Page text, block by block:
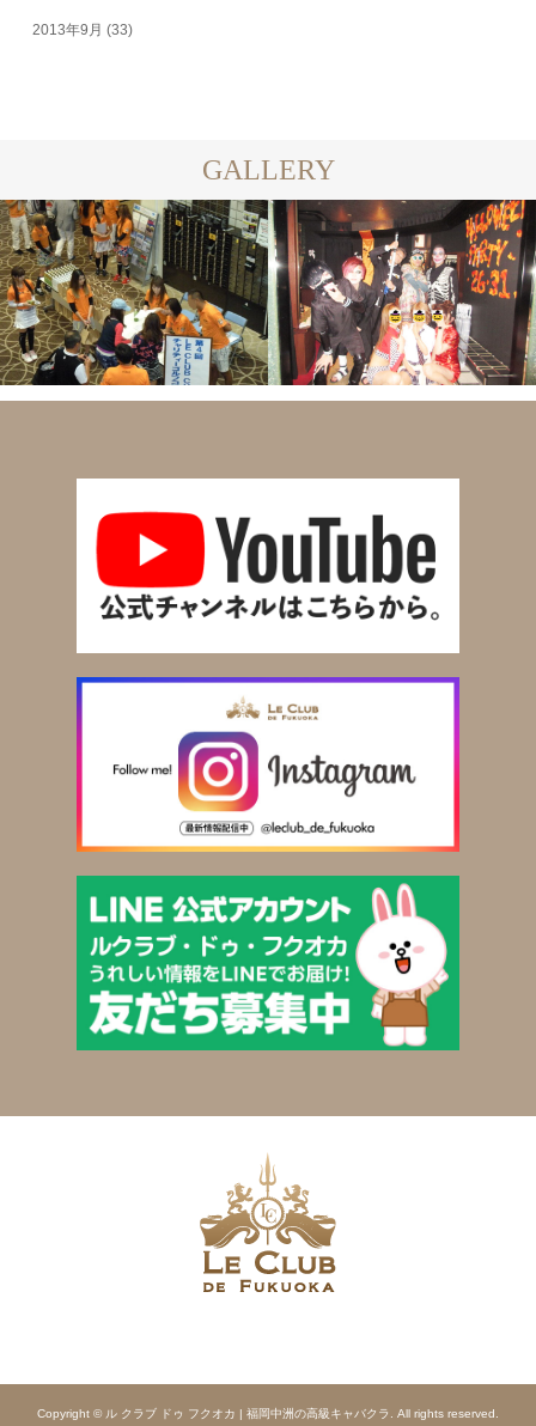
2013年9月 (33)
GALLERY
Copyright © ル クラブ ドゥ フクオカ | 福岡中洲の高級キャバクラ. All rights reserved.